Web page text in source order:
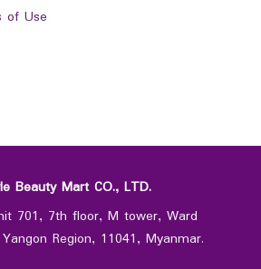
of Use
Beauty Mart CO., LTD.
701, 7th floor, M tower, Ward
Region, 11041, Myanmar.